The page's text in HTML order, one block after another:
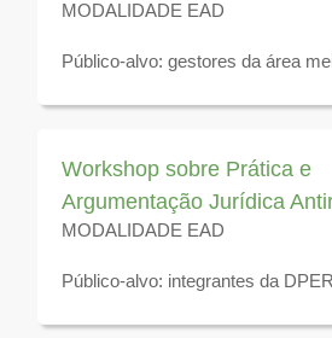
MODALIDADE EAD
Público-alvo: gestores da área
Disponível para visualização até
Workshop sobre Prática e
Argumentação Jurídica
MODALIDADE EAD
Público-alvo: integrantes da
Disponível para visualização até